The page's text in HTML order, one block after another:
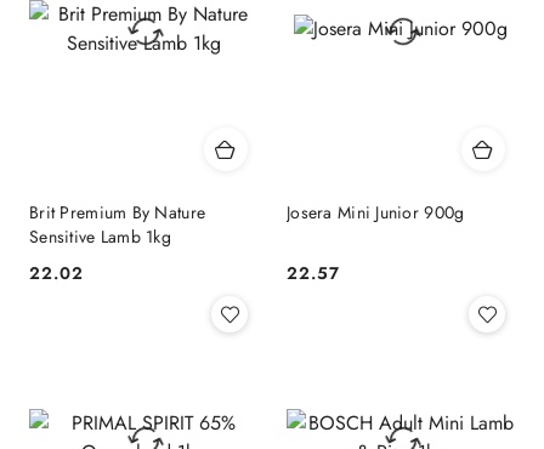
Brit Premium By Nature
Sensitive Lamb 1kg
Cena:
22.02
Josera Mini Junior 900g
Cena:
22.57